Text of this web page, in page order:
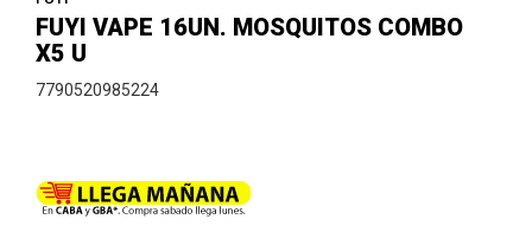
FUYI VAPE 16UN. MOSQUITOS COMBO
X5 U
7790520985224